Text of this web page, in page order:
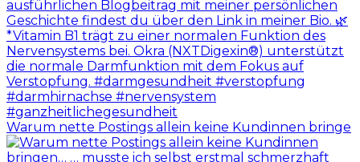
Warum nette Postings allein keine Kundinnen bringe